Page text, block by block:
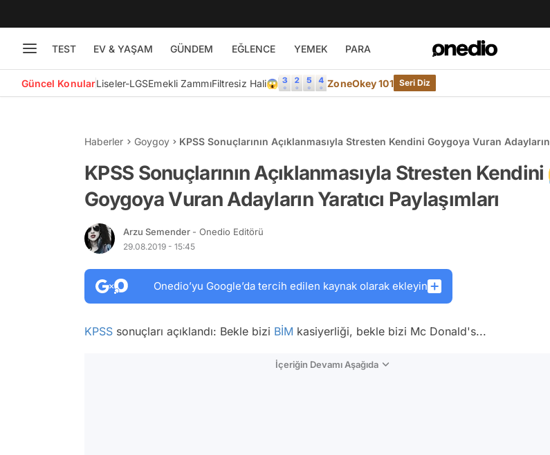
TEST EV & YAŞAM GÜNDEM EĞLENCE YEMEK PARA
Güncel KonularLiseler-LGSEmekli ZammıFiltresiz Hali😱 ZoneOkey 101 Seri Diz
Haberler Goygoy
KPSS Sonuçlarının Açıklanmasıyla Stresten Kendini Goygoya Vuran Adayların
KPSS Sonuçlarının Açıklanmasıyla Stresten Kendini
Goygoya Vuran Adayların Yaratıcı Paylaşımları
Arzu Semender - Onedio Editörü
29.08.2019 - 15:45
Onedio’yu Google’da tercih edilen kaynak olarak ekleyin
KPSS sonuçları açıklandı: Bekle bizi BİM kasiyerliği, bekle bizi Mc Donald's...
İçeriğin Devamı Aşağıda